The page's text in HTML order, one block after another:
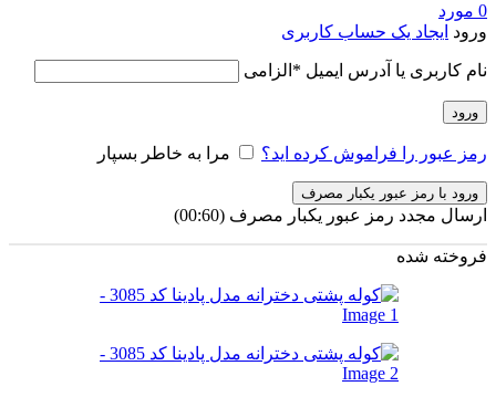
0 مورد
ورود ایجاد یک حساب کاربری
نام کاربری یا آدرس ایمیل * الزامی
ورود
رمز عبور را فراموش کرده اید؟ مرا به خاطر بسپار
ورود با رمز عبور یکبار مصرف
ارسال مجدد رمز عبور یکبار مصرف (00:
60
)
فروخته شده